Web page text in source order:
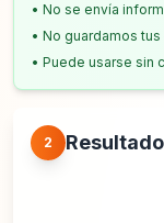
• No se envía
• No guardamos
• Puede usarse sin
2